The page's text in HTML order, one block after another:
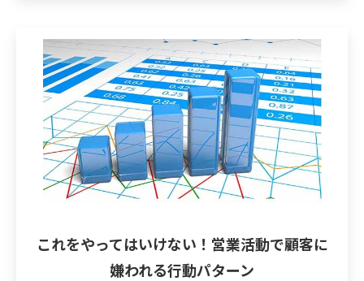
これをやってはいけない！営業活動で顧客に
嫌われる行動パターン